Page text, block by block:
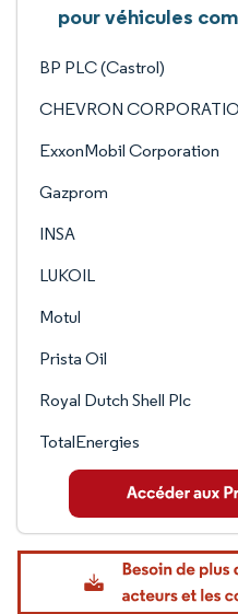
pour véhicules
BP PLC (Castrol)
CHEVRON
ExxonMobil Corporation
Gazprom
INSA
LUKOIL
Motul
Prista Oil
Royal Dutch Shell Plc
TotalEnergies